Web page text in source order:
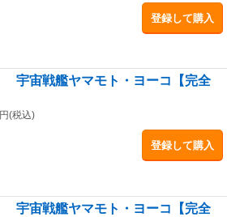
登録して購入
宇宙戦艦ヤマモト・ヨーコ【完全
(税込)
登録して購入
宇宙戦艦ヤマモト・ヨーコ【完全